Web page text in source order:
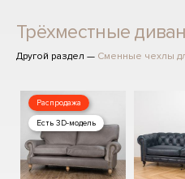
Трёхместные
Другой раздел — Сменные чехлы
Распродажа
Есть 3D-модель